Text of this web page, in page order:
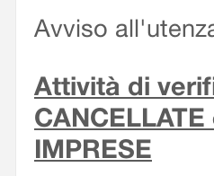
Avviso
Attività di
IMPRESE